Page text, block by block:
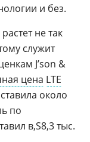
и без.
не так
служит
J’son &
цена LTE
около
по
8,3 тыс.